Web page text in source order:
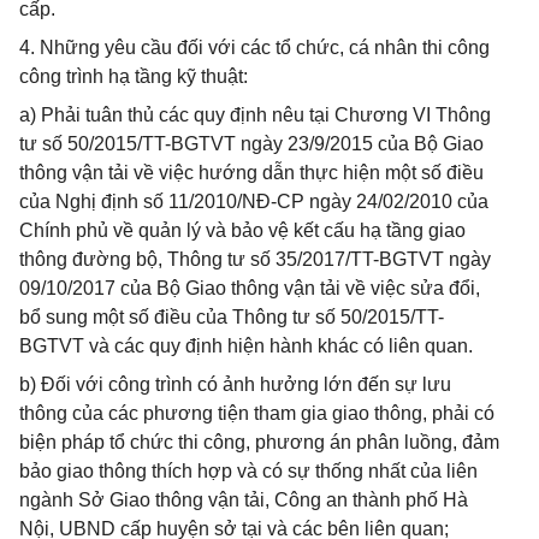
cấp.
4. Những yêu cầu đối với các tổ chức, cá nhân thi công
công trình hạ tầng kỹ thuật:
a) Phải tuân thủ các quy định nêu tại Chương VI Thông
tư số 50/2015/TT-BGTVT ngày 23/9/2015 của Bộ Giao
thông vận tải về việc hướng dẫn thực hiện một số điều
của Nghị định số 11/2010/NĐ-CP ngày 24/02/2010 của
Chính phủ về quản lý và bảo vệ kết cấu hạ tầng giao
thông đường bộ, Thông tư số 35/2017/TT-BGTVT ngày
09/10/2017 của Bộ Giao thông vận tải về việc sửa đổi,
bổ sung một số điều của Thông tư số 50/2015/TT-
BGTVT và các quy định hiện hành khác có liên quan.
b) Đối với công trình có ảnh hưởng lớn đến sự lưu
thông của các phương tiện tham gia giao thông, phải có
biện pháp tổ chức thi công, phương án phân luồng, đảm
bảo giao thông thích hợp và có sự thống nhất của liên
ngành Sở Giao thông vận tải, Công an thành phố Hà
Nội, UBND cấp huyện sở tại và các bên liên quan;